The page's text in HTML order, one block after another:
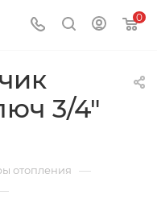
0
3/4"
отопления —